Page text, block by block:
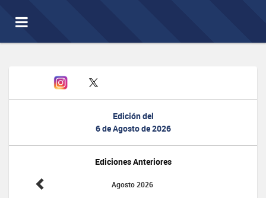
Toggle
navigation
Edición del
6 de Agosto de 2026
Ediciones Anteriores
Agosto 2026